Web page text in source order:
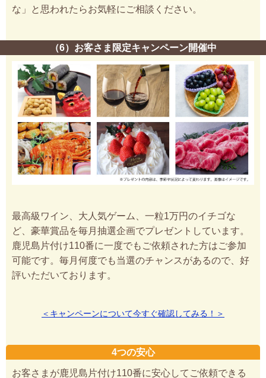
な」と思われたらお気軽にご相談ください。
（6）お客さま限定キャンペーン開催中
最高級ワイン、大人気ゲーム、一粒1万円のイチゴな
ど、豪華賞品を毎月抽選企画でプレゼントしています。
鹿児島片付け110番に一度でもご依頼された方はご参加
可能です。毎月何度でも当選のチャンスがあるので、好
評いただいております。
＜キャンペーンについて今すぐ確認してみる！＞
4つの安心
お客さまが鹿児島片付け110番に安心してご依頼できる